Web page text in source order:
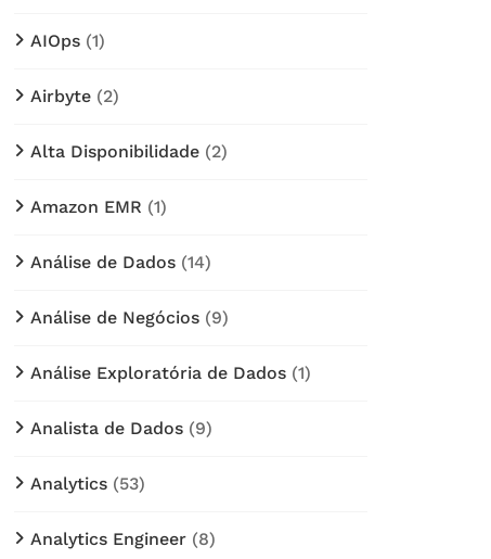
AIOps (1)
Airbyte (2)
Alta Disponibilidade (2)
Amazon EMR (1)
Análise de Dados (14)
Análise de Negócios (9)
Análise Exploratória de Dados (1)
Analista de Dados (9)
Analytics (53)
Analytics Engineer (8)